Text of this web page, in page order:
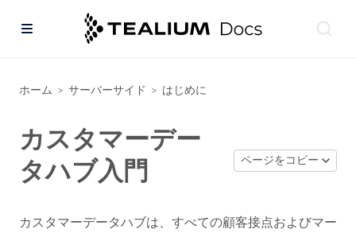
ホーム > サーバーサイド > はじめに
カスタマーデー
タハブ入門
ページをコピー
カスタマーデータハブは、すべての顧客接点およびマー